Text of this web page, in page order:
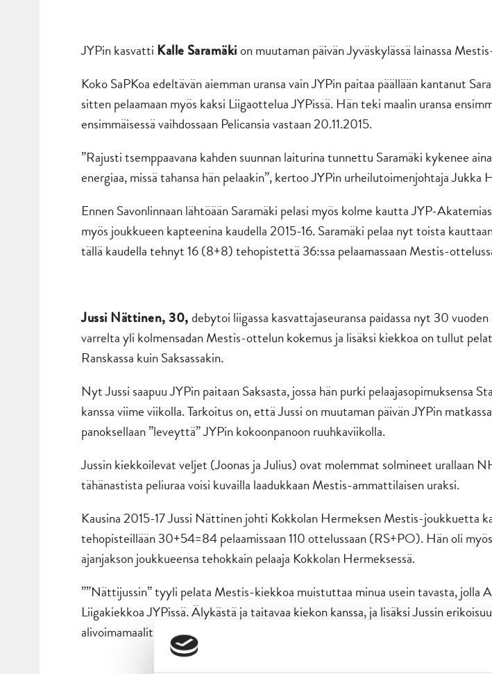
JYPin kasvatti Kalle Saramäkion muutaman päivän Jyväskylässä lainassa
Koko SaPKoa edeltävän aiemman uransa vain JYPin paitaa päällään kantanut
sitten pelaamaan myös kaksi Liigaottelua JYPissä. Hän teki maalin uransa
ensimmäisessä vaihdossaan Pelicansia vastaan 20.11.2015.
”Rajusti tsemppaavana kahden suunnan laiturina tunnettu Saramäki kykenee
energiaa, missä tahansa hän pelaakin”, kertoo JYPin urheilutoimenjohtaja Jukka
Ennen Savonlinnaan lähtöään Saramäki pelasi myös kolme kautta JYP-
myös joukkueen kapteenina kaudella 2015-16. Saramäki pelaa nyt toista
tällä kaudella tehnyt 16 (8+8) tehopistettä 36:ssa pelaamassaan Mestis-
Jussi Nättinen, 30,debytoi liigassa kasvattajaseuransa paidassa nyt 30 vuoden
varrelta yli kolmensadan Mestis-ottelun kokemus ja lisäksi kiekkoa on tullut
Ranskassa kuin Saksassakin.
Nyt Jussi saapuu JYPin paitaan Saksasta, jossa hän purki pelaajasopimuksensa
kanssa viime viikolla. Tarkoitus on, että Jussi on muutaman päivän JYPin
panoksellaan ”leveyttä” JYPin kokoonpanoon ruuhkaviikolla.
Jussin kiekkoilevat veljet (Joonas ja Julius) ovat molemmat solmineet urallaan
tähänastista peliuraa voisi kuvailla laadukkaan Mestis-ammattilaisen uraksi.
Kausina 2015-17 Jussi Nättinen johti Kokkolan Hermeksen Mestis-joukkuetta
tehopisteillään 30+54=84 pelaamissaan 110 ottelussaan (RS+PO). Hän oli
ajanjakson joukkueensa tehokkain pelaaja Kokkolan Hermeksessä.
””Nättijussin” tyyli pelata Mestis-kiekkoa muistuttaa minua usein tavasta, jolla
Liigakiekkoa JYPissä. Älykästä ja taitavaa kiekon kanssa, ja lisäksi Jussin
alivoimamaalit”, kertoo JYPin urheilutoimenjohtaja Jukka Holtari.